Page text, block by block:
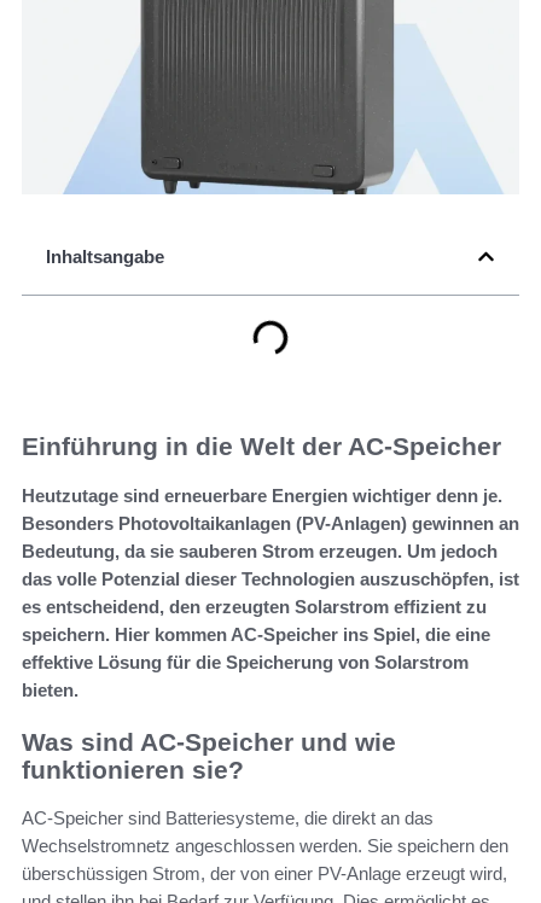
Inhaltsangabe
Einführung in die Welt der AC-Speicher
Heutzutage sind erneuerbare Energien wichtiger denn je.
Besonders Photovoltaikanlagen (PV-Anlagen) gewinnen an
Bedeutung, da sie sauberen Strom erzeugen. Um jedoch
das volle Potenzial dieser Technologien auszuschöpfen, ist
es entscheidend, den erzeugten Solarstrom effizient zu
speichern. Hier kommen AC-Speicher ins Spiel, die eine
effektive Lösung für die Speicherung von Solarstrom
bieten.
Was sind AC-Speicher und wie
funktionieren sie?
AC-Speicher sind Batteriesysteme, die direkt an das
Wechselstromnetz angeschlossen werden. Sie speichern den
überschüssigen Strom, der von einer PV-Anlage erzeugt wird,